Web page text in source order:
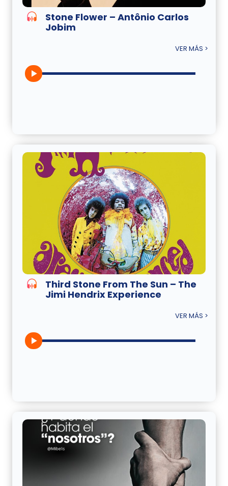
Stone Flower – Antônio Carlos
Jobim
VER MÁS >
Third Stone From The Sun – The
Jimi Hendrix Experience
VER MÁS >